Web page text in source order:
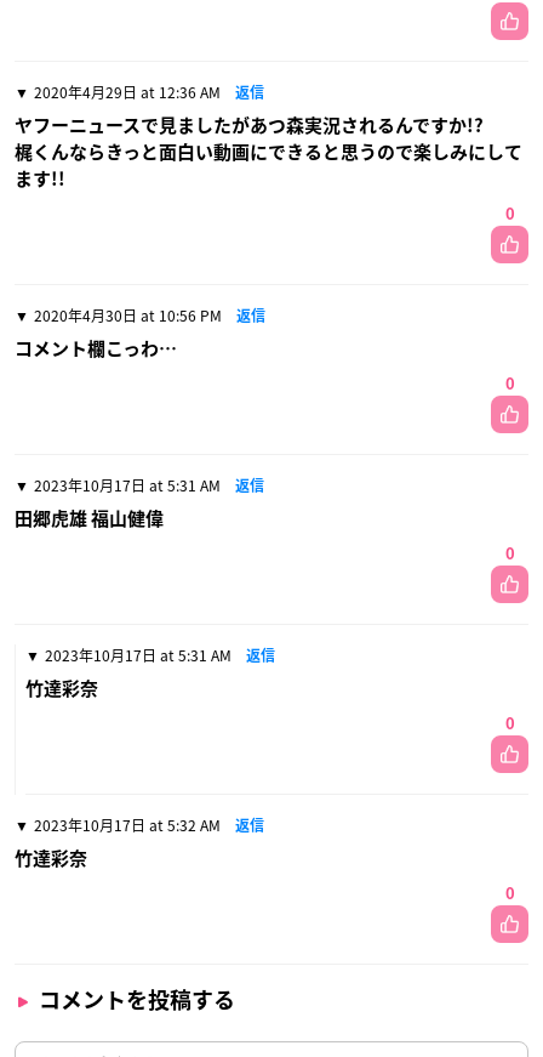
2020年4月29日 at 12:36 AM 返信
ヤフーニュースで見ましたがあつ森実況されるんですか!?
梶くんならきっと面白い動画にできると思うので楽しみにして
ます!!
0
2020年4月30日 at 10:56 PM 返信
コメント欄こっわ…
0
2023年10月17日 at 5:31 AM 返信
田郷虎雄 福山健偉
0
2023年10月17日 at 5:31 AM 返信
竹達彩奈
0
2023年10月17日 at 5:32 AM 返信
竹達彩奈
0
コメントを投稿する